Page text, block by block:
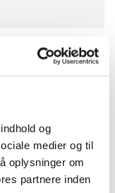
og
medier og til
oplysninger om
partnere inden
ro, inden
– et nyt tiltag
med musik og